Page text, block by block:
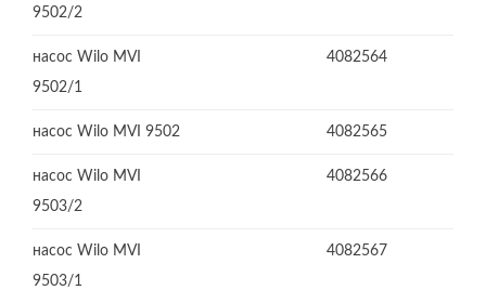
9502/2
насос Wilo MVI
9502/1
4082564
насос Wilo MVI 9502 4082565
насос Wilo MVI
9503/2
4082566
насос Wilo MVI
9503/1
4082567